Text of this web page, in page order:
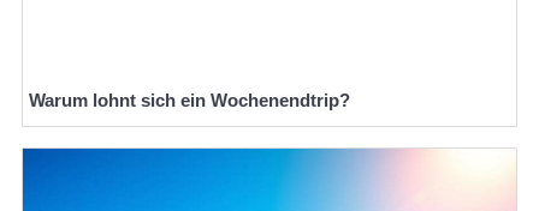
Warum lohnt sich ein Wochenendtrip?